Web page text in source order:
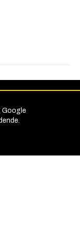
Google